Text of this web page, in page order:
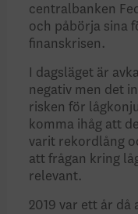
centralbanken
och påbörja sina
finanskrisen.
I dagsläget är
negativ men det
risken för
komma ihåg att
varit rekordlång
att frågan kring
relevant.
2019 var ett år